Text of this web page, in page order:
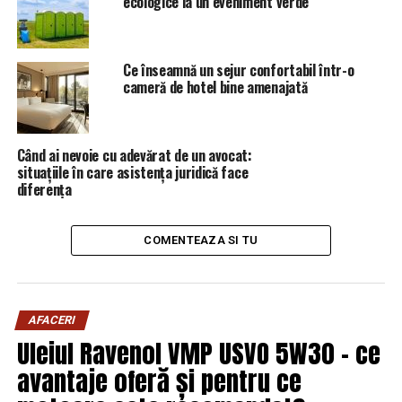
In Gebruder Weiss nu am realizat astfel de studii, insa
credem cu tarie ca oamenii sunt impulsionati de emotie
Ce înseamnă un sejur confortabil într-o
cameră de hotel bine amenajată
Când ai nevoie cu adevărat de un avocat:
situațiile în care asistența juridică face
diferența
COMENTEAZA SI TU
AFACERI
Uleiul Ravenol VMP USVO 5W30 – ce
avantaje oferă și pentru ce